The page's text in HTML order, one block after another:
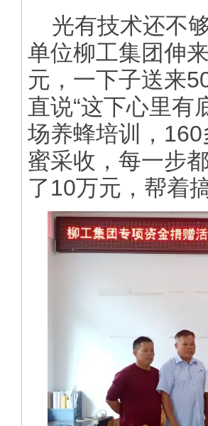
光有技术还不
单位柳工集团伸
元，一下子送来
直说“这下心里有
场养蜂培训，
蜜采收，每一步
了10万元，帮着